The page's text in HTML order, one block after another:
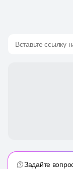
Вставьте ссылку
Задайте